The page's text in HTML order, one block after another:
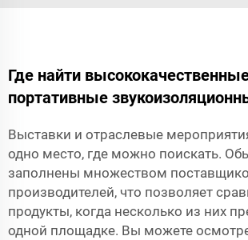
Где найти
портативные
Выставки и отраслевые
одно место, где можно поискать.
заполнены множеством
производителей, что позволяет
продукты, когда несколько из них
одной площадке. Вы можете